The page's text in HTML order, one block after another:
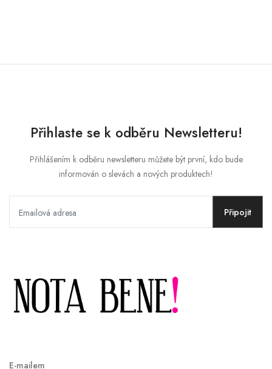
Přihlaste se k odběru Newsletteru!
Přihlášením k odběru newsletteru můžete být první, kdo bude
informován o slevách a nových produktech!
Připojit
E-mailem